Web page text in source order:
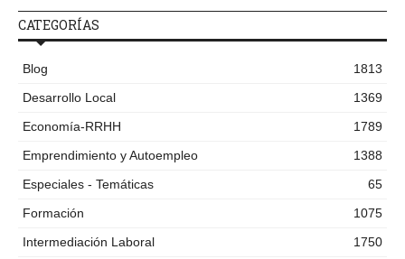
CATEGORÍAS
Blog
1813
Desarrollo Local
1369
Economía-RRHH
1789
Emprendimiento y Autoempleo
1388
Especiales - Temáticas
65
Formación
1075
Intermediación Laboral
1750